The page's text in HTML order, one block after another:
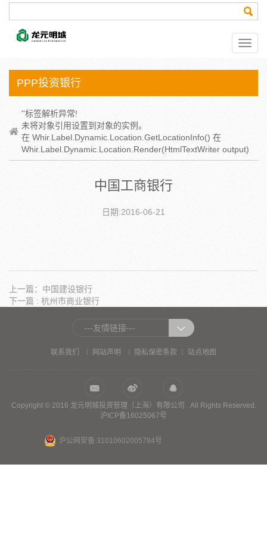
PPP投资银行
''标签解析异常!
未将对象引用设置到对象的实例。
在 Whir.Label.Dynamic.Location.GetLocationInfo() 在
Whir.Label.Dynamic.Location.Render(HtmlTextWriter output)
中国工商银行
日期:2016-06-21
上一篇：中国建设银行
下一篇 : 杭州市商业银行
---友情链接---
联系我们 | 网站声明 | 隐私保密条款 | 站点地图
Copyright © 2016 龙元明城投资管理（上海）有限公司 . All Rights Reserved.
沪ICP备16025067号
沪公网安备 31010602005784号